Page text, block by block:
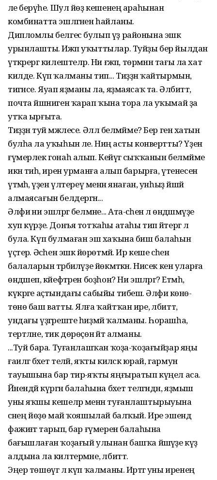
әле берәүһе. Шул йөҙ кешенең араһынан
комбинатта эшләгәнен һайланы.
Дипломлы белгес булып үҙ районына эшкә
урынлашты. Ижәп уҡыттылар. Туйҙы бер йылдан
үткәрергә килештеләр. Ни ғәжәп, төрмәнән тағы ла хат
килде. Күп ҡалманы тип... Тиҙҙән ҡайтырмын,
тигәнсе. Яуап яҙманы ла, яҙмаясаҡ та. Әлбиттә,
почта йәшниген ҡарап ҡына тора ла уҡымай ҙа
утҡа ырғыта.
Тиҙҙән туй мәжлесе. Әллә белмәйме? Бер генә хатын
булһа ла уҡыһын әле. Ниңә асты конвертты? Үҙенә
ғүмерлек гонаһ алып. Кейәүгә сыҡҡанын белмәйме
икән тиһә, ирен урманға алып барырға, үтенесен
үтәмәһә, үҙен үлтереү менән янаған, унһыҙ йәшәй
алмаясағын белдергән...
Әлфиә ни эшләргә белмәне... Ата-әсәһенә лә өндәшмәүҙе
хуп күрҙе. Донъя тотҡаһы атаһы тип әйтергә лә
була. Күп булмаған эш хаҡына биш балаһын
үҫтерә. Әсәһен эшкә йөрөтмәй. Ир кеше әсәһенә
балаларын тәрбиәләүҙе йөкмәткән. Нисек кенә уларға
өндәшеп, кәйефтәрен боҙһон? Ни эшләргә? Етмәһә,
күкрәге аҫтындағы сабыйы тибешә. Әлфиә көнө-
төнө баш ватты. Ялға ҡайтҡан ире, әлбиттә,
ундағы үҙгәреште һиҙмәй ҡалманы. Һорашһа,
тертләне, тик дөрөҫөн әйтә алманы.
...Туй бара. Туғанлашҡан ҡоҙа-ҡоҙағыйҙар яңы
ғаиләгә бәхет теләй, яҡты киләсәк юрай, гармун
тауышына бар тирә-яҡты яңғыратып күңел аса.
Йәнендәй күргән балаһына бәхет теләгәндән, яҙмыш
уны яҡшы кешеләр менән туғанлаштырыуына
әсәнең йөҙө май ҡояшылай балҡый. Ире эшендә
фажиғәгә тарып, бар ғүмерен балаһына
бағышлаған ҡоҙағый улынан башҡа йәшәүҙе күҙ
алдына ла килтермәне, әлбиттә.
Эңер төшөүгә лә күп ҡалманы. Иртәгә уны иренең